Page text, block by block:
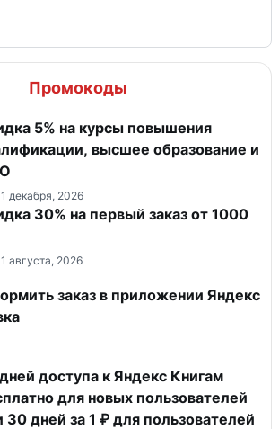
Промокоды
5% на курсы повышения
высшее образование и
декабря, 2026
30% на первый заказ от 1000
августа, 2026
заказ в приложении Яндекс
доступа к Яндекс Книгам
для новых пользователей
30 дней за 1 ₽ для пользователей